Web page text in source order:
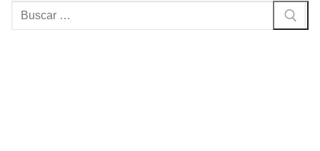
Buscar: